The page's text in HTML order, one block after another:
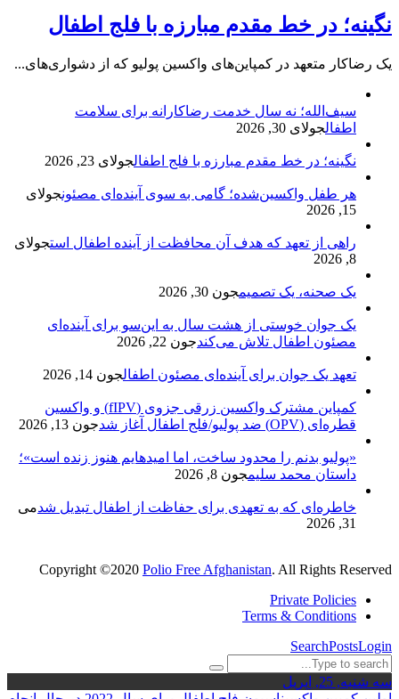
نگینه؛ در خط مقدم مبارزه با فلج اطفال
یک رضاکار متعهد در کمپاین‌های واکسین پولیو که از دشواری‌های...
سیف‌الله؛ نه سال خدمت رضاکارانه برای سلامت
اطفالجولای 30, 2026
نگینه؛ در خط مقدم مبارزه با فلج اطفالجولای 23, 2026
هر طفل واکسین‌شده؛ گامی به سوی آینده‌ای مصئونجولای
15, 2026
راهی از تعهد که هدف آن محافظت از آینده اطفال استجولای
8, 2026
یک صحنه، یک تصمیمجون 30, 2026
یک جوان خوستی از هشت سال به این‌سو برای آینده‌ای
مصئون اطفال تلاش می‌کندجون 22, 2026
تعهد یک جوان برای آینده‌ای مصئون اطفالجون 14, 2026
کمپاین مشترک واکسین زرقی جزوی (fIPV) و واکسین
قطره‌ای (OPV) ضد پولیو/فلج اطفال آغاز شد
جون 13, 2026
«پولیو بدنم را محدود ساخت، اما امیدهایم هنوز زنده است»؛
داستان محمد سلیمجون 8, 2026
خاطره‌ای که به تعهدی برای حفاظت از اطفال تبدیل شدمی
31, 2026
Copyright ©2020 Polio Free Afghanistan. All Rights Reserved
Private Policies
Terms & Conditions
SearchPostsLogin
سه شنبه, 25, اِپریل